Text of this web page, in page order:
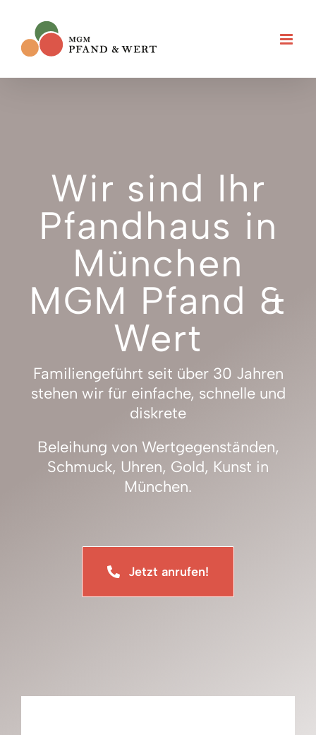
springen
Wir sind Ihr
Pfandhaus in
München
MGM Pfand &
Wert
Familiengeführt seit über 30 Jahren
stehen wir für einfache, schnelle und
diskrete
Beleihung von Wertgegenständen,
Schmuck, Uhren, Gold, Kunst in
München.
Jetzt anrufen!